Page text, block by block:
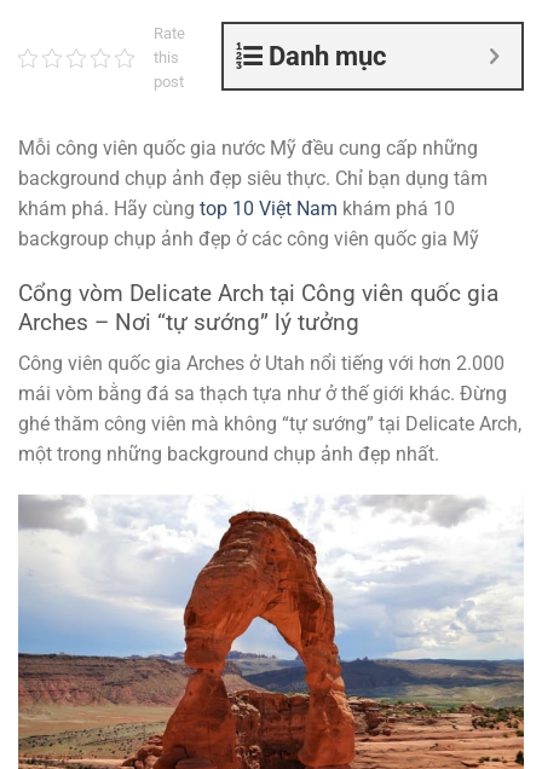
Danh mục
Rate
this
post
Mỗi công viên quốc gia nước Mỹ đều cung cấp những
background chụp ảnh đẹp siêu thực. Chỉ bạn dụng tâm
khám phá. Hãy cùng top 10 Việt Nam khám phá 10
backgroup chụp ảnh đẹp ở các công viên quốc gia Mỹ
Cổng vòm Delicate Arch tại Công viên quốc gia
Arches – Nơi “tự sướng” lý tưởng
Công viên quốc gia Arches ở Utah nổi tiếng với hơn 2.000
mái vòm bằng đá sa thạch tựa như ở thế giới khác. Đừng
ghé thăm công viên mà không “tự sướng” tại Delicate Arch,
một trong những background chụp ảnh đẹp nhất.